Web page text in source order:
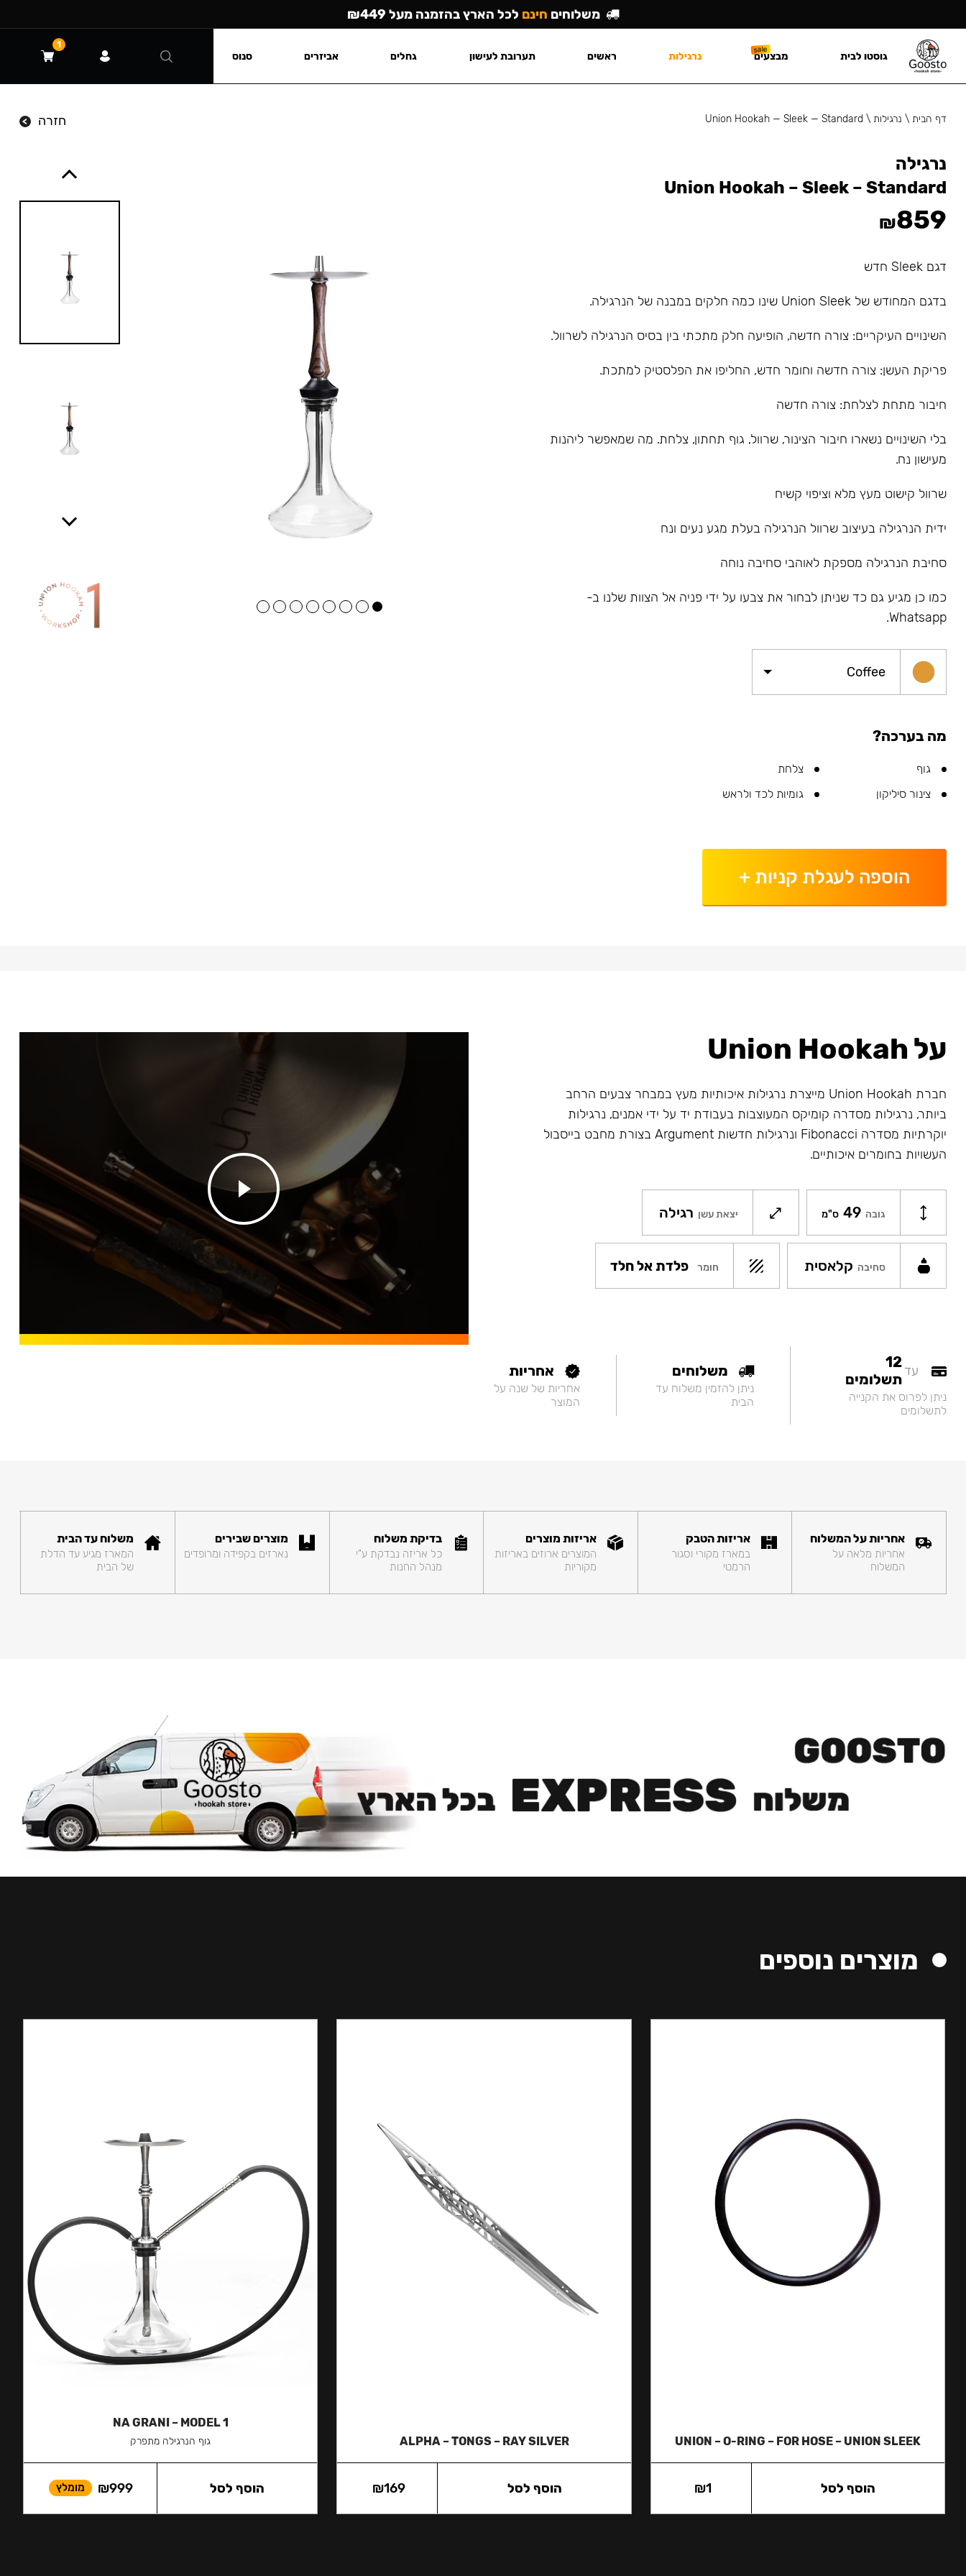
דף הבית\ נרגילות\
Union Hookah — Sleek — Standard חזרה
נרגילה
Union Hookah – Sleek – Standard
₪859
דגם Sleek חדש
בדגם המחודש של Union Sleek שינו כמה חלקים במבנה של הנרגילה.
השינויים העיקריים: צורה חדשה, הופיעה חלק מתכתי בין בסיס הנרגילה לשרוול.
פריקת העשן: צורה חדשה וחומר חדש, החליפו את הפלסטיק למתכת.
חיבור מתחת לצלחת: צורה חדשה
בלי השינויים נשארו חיבור הצינור, שרוול, גוף תחתון, צלחת. מה שמאפשר ליהנות
מעישון נח.
שרוול קישוט מעץ מלא וציפוי קשיח
ידית הנרגילה בעיצוב שרוול הנרגילה בעלת מגע נעים ונח
סחיבת הנרגילה מספקת לאוהבי סחיבה נוחה
כמו כן מגיע גם כד שניתן לבחור את צבעו על ידי פניה אל הצוות שלנו ב-
Whatsapp.
Coffee
מה בערכה?
גוף
צלחת
צינור סיליקון
גומיות לכד ולראש
הוספה לעגלת קניות +
על Union Hookah
חברת Union Hookah מייצרת נרגילות איכותיות מעץ במבחר צבעים הרחב
ביותר, נרגילות מסדרה קומיקס המעוצבות בעבודת יד על ידי אמנים, נרגילות
יוקרתיות מסדרה Fibonacci ונרגילות חדשות Argument בצורת מחבט בייסבול
העשויות בחומרים איכותיים.
גובה 49 ס"מ יצאת עשן רגילה
סחיבה קלאסית חומר פלדת אל חלד
עד12
תשלומים
ניתן לפרוס את הקנייה
לתשלומים
משלוחים
ניתן להזמין משלוח עד
הבית
אחריות
אחריות של שנה על
המוצר
אחריות על המשלוח
אחריות מלאה על
המשלוח
אריזות הטבק
במארז מקורי וסגור
הרמטי
אריזות מוצרים
המוצרים ארוזים באריזות
מקוריות
בדיקת משלוח
כל אריזה נבדקת ע"י
מנהל החנות
מוצרים שבירים
נארזים בקפידה ומרופדים
משלוח עד הבית
המארז מגיע עד הדלת
של הבית
מוצרים נוספים
UNION – O-RING – FOR HOSE – UNION SLEEK
₪1 הוסף לסל
ALPHA – TONGS – RAY SILVER
₪169 הוסף לסל
NA GRANI – MODEL 1
גוף הנרגילה מתפרק
₪999 מומלץ הוסף לסל
משלוחים חינם לכל הארץ בהזמנה מעל ₪449
גוסטו לבית מבצעים נרגילות ראשים תערובת לעישון גחלים אביזרים סנוס
1